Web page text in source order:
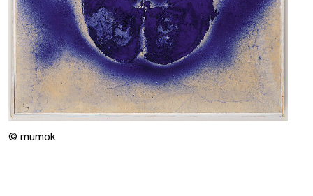
© mumok